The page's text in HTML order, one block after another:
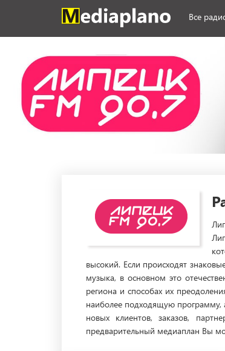
Все
высокий. Если происходят
музыка, в основном это
региона и способах их
наиболее подходящую программу,
новых клиентов, заказов,
предварительный медиаплан Вы